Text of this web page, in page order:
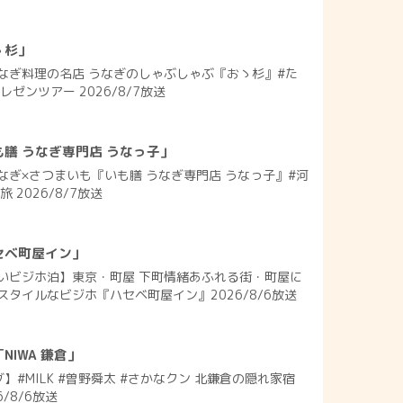
」
ぎ料理の名店 うなぎのしゃぶしゃぶ『おゝ杉』#た
ゼンツアー 2026/8/7放送
うなぎ専門店 うなっ子」
ぎ×さつまいも『いも膳 うなぎ専門店 うなっ子』#河
旅 2026/8/7放送
町屋イン」
ビジホ泊】東京・町屋 下町情緒あふれる街・町屋に
タイルなビジホ『ハセベ町屋イン』2026/8/6放送
鎌倉」
#MILK #曽野舜太 #さかなクン 北鎌倉の隠れ家宿
8/6放送